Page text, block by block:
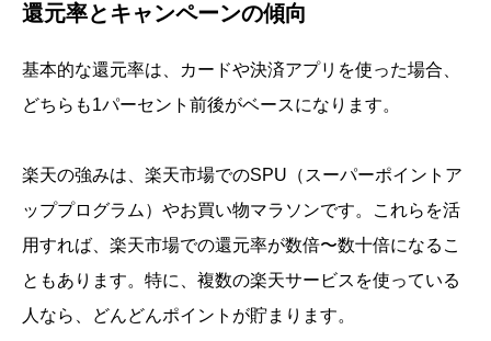
還元率とキャンペーンの傾向
基本的な還元率は、カードや決済アプリを使った場合、
どちらも1パーセント前後がベースになります。
楽天の強みは、楽天市場でのSPU（スーパーポイントア
ッププログラム）やお買い物マラソンです。これらを活
用すれば、楽天市場での還元率が数倍〜数十倍になるこ
ともあります。特に、複数の楽天サービスを使っている
人なら、どんどんポイントが貯まります。